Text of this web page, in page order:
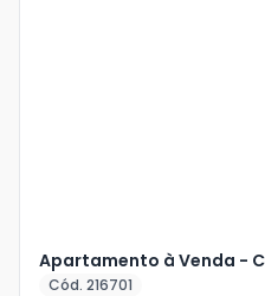
Apartamento à Venda -
Cód. 216701